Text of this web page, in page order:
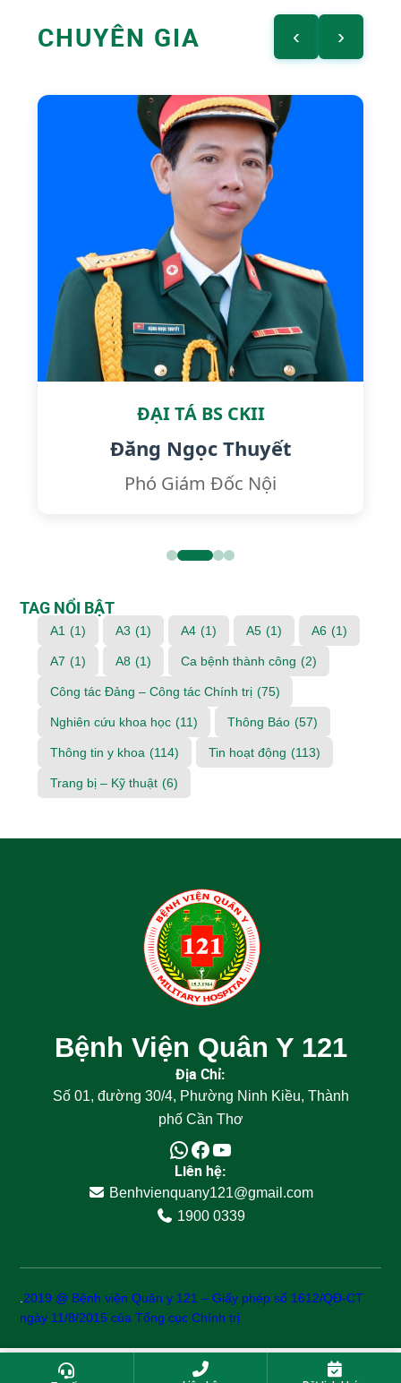
CHUYÊN GIA ‹ ›
ĐẠI TÁ BS CKII
Đăng Ngọc Thuyết
Phó Giám Đốc Nội
TAG NỔI BẬT
A1 (1) A3 (1) A4 (1) A5 (1) A6 (1)
A7 (1) A8 (1) Ca bệnh thành công (2)
Công tác Đảng – Công tác Chính trị (75)
Nghiên cứu khoa học (11) Thông Báo (57)
Thông tin y khoa (114) Tin hoạt động (113)
Trang bị – Kỹ thuật (6)
Bệnh Viện Quân Y 121
Địa Chỉ:
Số 01, đường 30/4, Phường Ninh Kiều, Thành
phố Cần Thơ
Liên hệ:
Benhvienquany121@gmail.com
1900 0339
.2019 @ Bệnh viện Quân y 121 – Giấy phép số 1612/QĐ-CT
ngày 11/8/2015 của Tổng cục Chính trị